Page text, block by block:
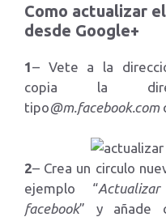
Como actualizar
desde Google+
1– Vete a la
copia la
tipo@m.facebook.com
2– Crea un circulo
ejemplo “
facebook” y añade